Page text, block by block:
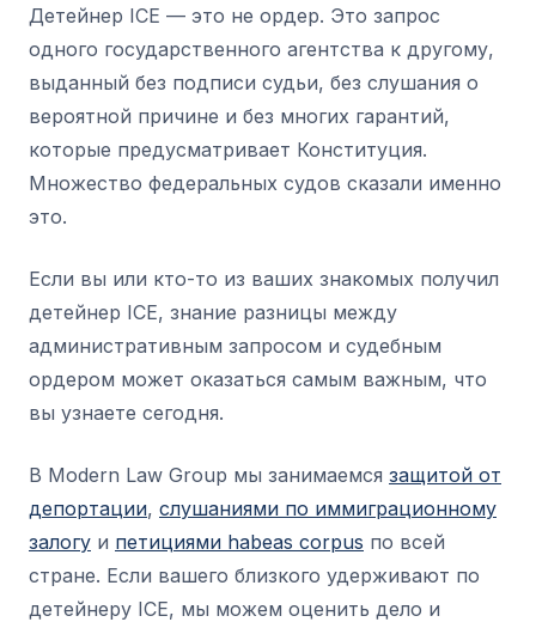
Детейнер ICE — это не ордер. Это запрос
одного государственного агентства к другому,
выданный без подписи судьи, без слушания о
вероятной причине и без многих гарантий,
которые предусматривает Конституция.
Множество федеральных судов сказали именно
это.
Если вы или кто-то из ваших знакомых получил
детейнер ICE, знание разницы между
административным запросом и судебным
ордером может оказаться самым важным, что
вы узнаете сегодня.
В Modern Law Group мы занимаемся защитой от
депортации, слушаниями по иммиграционному
залогу и петициями habeas corpus по всей
стране. Если вашего близкого удерживают по
детейнеру ICE, мы можем оценить дело и